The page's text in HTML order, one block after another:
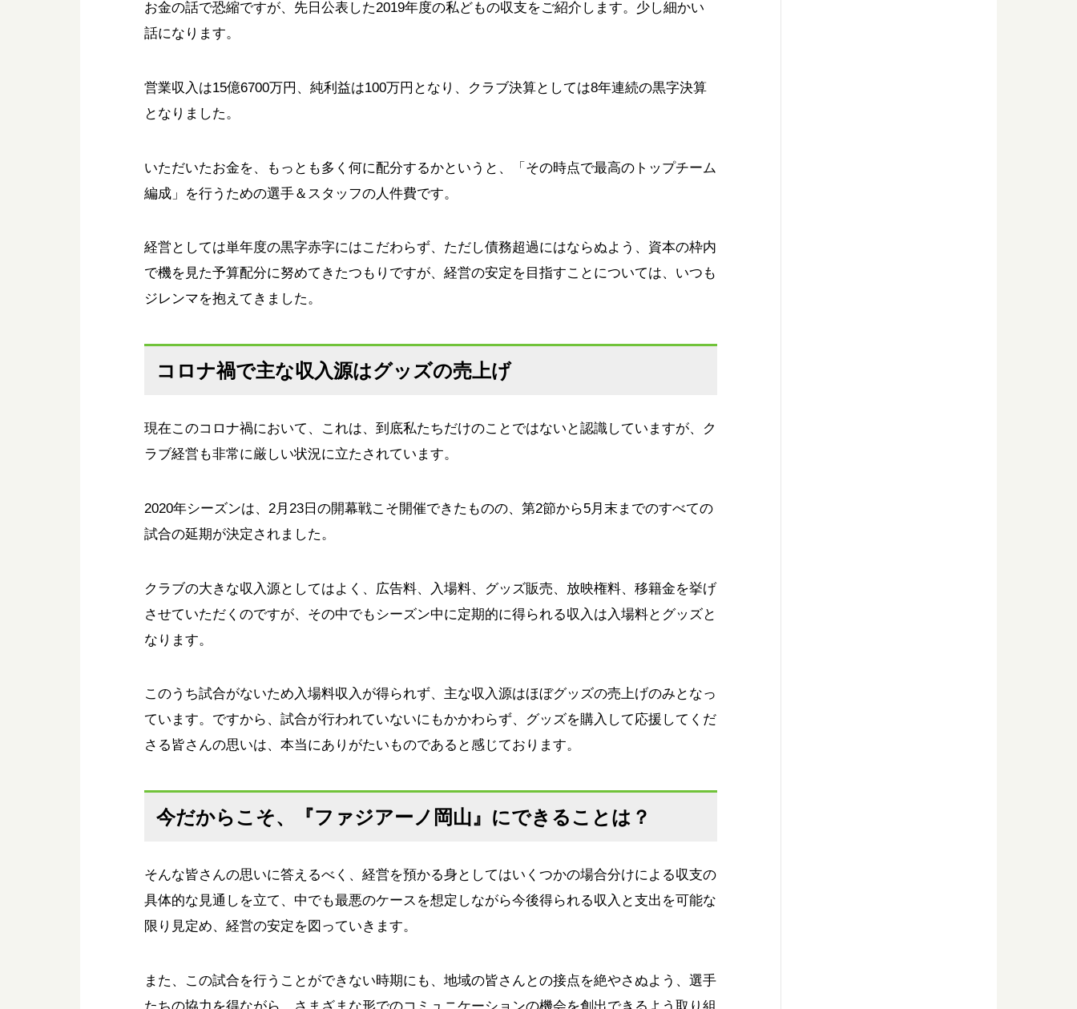
お金の話で恐縮ですが、先日公表した2019年度の私どもの収支をご紹介します。少し細かい
話になります。
営業収入は15億6700万円、純利益は100万円となり、クラブ決算としては8年連続の黒字決算
となりました。
いただいたお金を、もっとも多く何に配分するかというと、「その時点で最高のトップチーム
編成」を行うための選手＆スタッフの人件費です。
経営としては単年度の黒字赤字にはこだわらず、ただし債務超過にはならぬよう、資本の枠内
で機を見た予算配分に努めてきたつもりですが、経営の安定を目指すことについては、いつも
ジレンマを抱えてきました。
コロナ禍で主な収入源はグッズの売上げ
現在このコロナ禍において、これは、到底私たちだけのことではないと認識していますが、ク
ラブ経営も非常に厳しい状況に立たされています。
2020年シーズンは、2月23日の開幕戦こそ開催できたものの、第2節から5月末までのすべての
試合の延期が決定されました。
クラブの大きな収入源としてはよく、広告料、入場料、グッズ販売、放映権料、移籍金を挙げ
させていただくのですが、その中でもシーズン中に定期的に得られる収入は入場料とグッズと
なります。
このうち試合がないため入場料収入が得られず、主な収入源はほぼグッズの売上げのみとなっ
ています。ですから、試合が行われていないにもかかわらず、グッズを購入して応援してくだ
さる皆さんの思いは、本当にありがたいものであると感じております。
今だからこそ、『ファジアーノ岡山』にできることは？
そんな皆さんの思いに答えるべく、経営を預かる身としてはいくつかの場合分けによる収支の
具体的な見通しを立て、中でも最悪のケースを想定しながら今後得られる収入と支出を可能な
限り見定め、経営の安定を図っていきます。
また、この試合を行うことができない時期にも、地域の皆さんとの接点を絶やさぬよう、選手